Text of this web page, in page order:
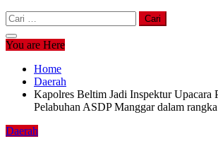
Cari
untuk:
You are Here
Home
Daerah
Kapolres Beltim Jadi Inspektur Upacara
Pelabuhan ASDP Manggar dalam
Daerah